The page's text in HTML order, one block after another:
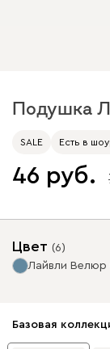
Подушка
SALE Есть в
46
Цвет (6)
Лайвли Велюр
Базовая